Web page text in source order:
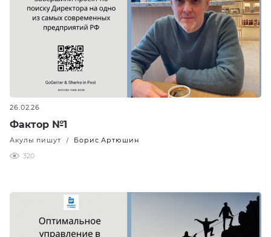
26.02.26
Фактор №1
Акулы пишут /
Борис Артюшин
320